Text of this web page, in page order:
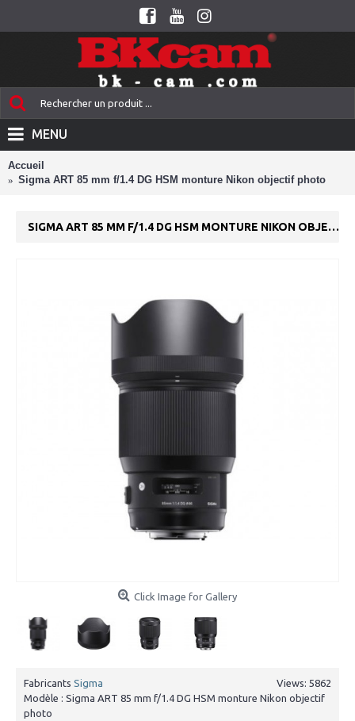
MENU
Accueil
Sigma ART 85 mm f/1.4 DG HSM monture Nikon objectif photo
SIGMA ART 85 MM F/1.4 DG HSM MONTURE NIKON OBJECTIF PHOTO
Click Image for Gallery
Views: 5862
Fabricants Sigma
Modèle : Sigma ART 85 mm f/1.4 DG HSM monture Nikon objectif
photo